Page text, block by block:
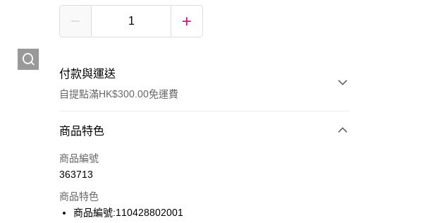
付款與運送
自提點滿HK$300.00免運費
付款方式
信用卡
AlipayHK
商品特色
商品編號
363713
商品特色
商品編號:110428802001